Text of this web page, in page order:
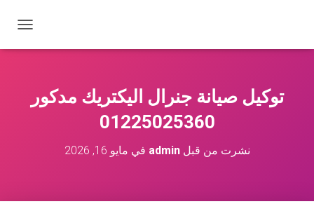
ب
توكيل صيانة جنرال اليكتريك مدكور
01225025360
نشرت من قبلadmin في مايو 16, 2026